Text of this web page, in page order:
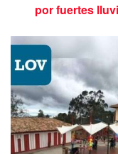
por fuertes